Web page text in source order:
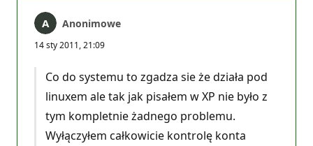
Anonimowe
14 sty 2011, 21:09
Co do systemu to zgadza sie że działa pod
linuxem ale tak jak pisałem w XP nie było z
tym kompletnie żadnego problemu.
Wyłączyłem całkowicie kontrolę konta